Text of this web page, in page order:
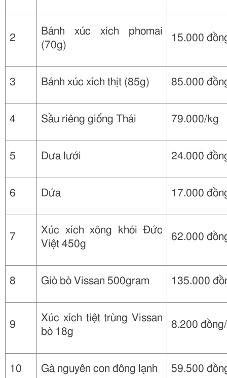
2
Bánh xúc xích phomai
(70g)
15.000
3 Bánh xúc xích thịt (85g) 85.000
4 Sầu riêng giống Thái 79.000/kg
5 Dưa lưới 24.000
6 Dứa 17.000
7
Xúc xích xông khói Đức
Việt 450g
62.000
8 Giò bò Vissan 500gram 135.000
9
Xúc xích tiệt trùng Vissan
bò 18g
8.200
10 Gà nguyên con đông lạnh 59.500